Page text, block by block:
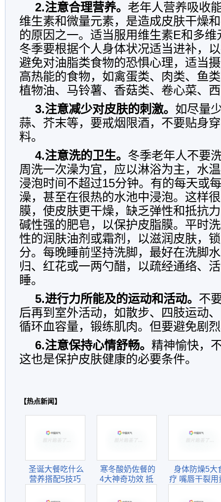
2.注意合理营养。 老年人营养吸收
维生素和微量元素，是造成皮肤干燥
的原因之一。适当服用维生素E和多
冬季要根据个人身体状况适当进补，
避免对油脂类食物的恐惧心理，适当
高热能的食物，如禽蛋类、肉类、鱼
植物油、马铃薯、香菇类、卷心菜、
3.注意减少对皮肤的刺激。 如尽量
蒜、芥末等，要戒烟限酒，不要贴身
料。
4.注意洗的卫生。 冬季老年人不要
周洗一次澡为宜，应以淋浴为主，水
浸泡时间不超过15分钟。有的每天或
澡，甚至在很热的水池中浸泡。这样
膜，使皮肤更干燥，缺乏弹性和抵抗
碱性强的肥皂，以保护皮脂膜。平时
性的润肤油剂或霜剂，以滋润皮肤，
分。每晚睡前坚持洗脚，最好在洗脚
归、红花或一两勺醋，以疏经通络、
睡。
5.进行力所能及的运动和活动。 不
后再到室外活动，如散步、四肢运动
循环血容量，锻练肌肉。但要避免剧
6.注意保持心情舒畅。 精神愉快，
这也是保护皮肤健康的必要条件。
【热点新闻】
圣诞大餐吃什么
营养搭配5技巧
寒冬酸奶佐餐的
4大神奇功效 抵
身体防燥5大
疗 嘴唇干裂用